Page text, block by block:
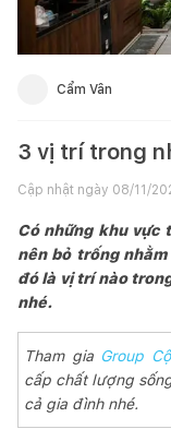
Cẩm Vân
3 vị trí trong
Cập nhật ngày 08/11/
Có những khu vực
nên bỏ trống
đó là vị trí nào
nhé.
Tham gia Group
cấp chất lượng
cả gia đình nhé.